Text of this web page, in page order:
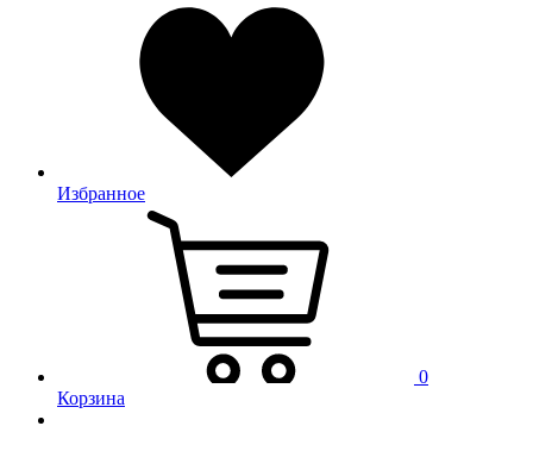
Избранное
0
Корзина